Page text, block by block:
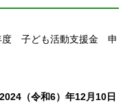
度 子ども活動支援金 申
（令和6）年12月10日